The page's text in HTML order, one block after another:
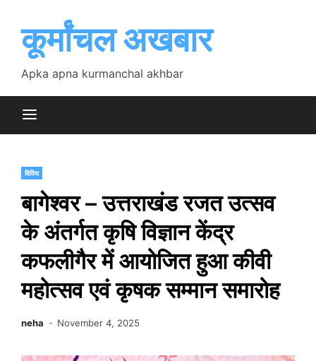
contentकूर्मांचल अखबार
Apka apna kurmanchal akhbar
विविध
बागेश्वर – उत्तराखंड रजत उत्सव
के अंतर्गत कृषि विज्ञान केंद्र
कफलीगैर में आयोजित हुआ कीवी
महोत्सव एवं कृषक सम्मान समारोह
neha November 4, 2025